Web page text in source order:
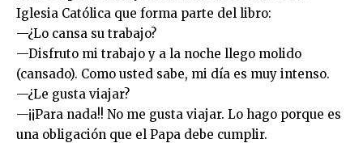
Iglesia Católica que forma parte del libro:
—¿Lo cansa su trabajo?
—Disfruto mi trabajo y a la noche llego molido
(cansado). Como usted sabe, mi día es muy intenso.
—¿Le gusta viajar?
—¡¡Para nada!! No me gusta viajar. Lo hago porque es
una obligación que el Papa debe cumplir.